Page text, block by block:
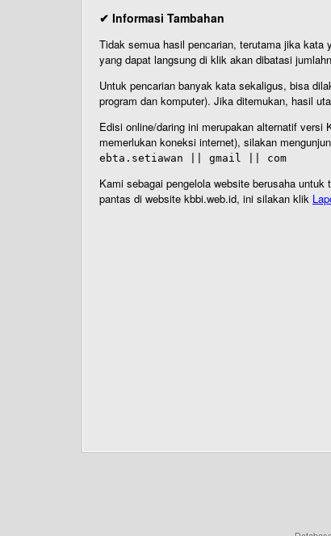
✔ Informasi Tambahan
Tidak semua hasil pencarian, terutama jika
yang dapat langsung di klik akan dibatasi
Untuk pencarian banyak kata sekaligus, bisa
program dan komputer). Jika ditemukan, hasil
Edisi online/daring ini merupakan alternatif
memerlukan koneksi internet), silakan
ebta.setiawan || gmail || com
Kami sebagai pengelola website berusaha
pantas di website kbbi.web.id, ini silakan klik